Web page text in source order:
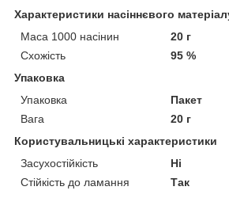
Характеристики насіннєвого
Маса 1000 насінин
20 г
Схожість
95 %
Упаковка
Упаковка
Пакет
Вага
20 г
Користувальницькі характеристики
Засухостійкість
Ні
Стійкість до ламання
Так